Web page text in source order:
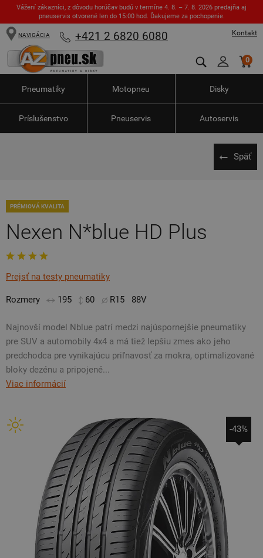
Vážení zákazníci, z dôvodu horúčav budú v termíne 4. 8. – 7. 8. 2026 predajňa aj
pneuservis otvorené len do 15:00 hod. Ďakujeme za pochopenie.
Kontakt
NAVIGÁCIA +421 2 6820 6080
0
Pneumatiky Motopneu Disky
Príslušenstvo Pneuservis Autoservis
Späť
PRÉMIOVÁ KVALITA
Nexen N*blue HD Plus
Prejsť na testy pneumatiky
Rozmery 195 60 R15 88V
Najnovší model Nblue patrí medzi najúspornejšie pneumatiky
pre SUV a automobily 4x4 a má tiež lepšiu zmes ako jeho
predchodca pre vynikajúcu priľnavosť za mokra, optimalizované
bloky dezénu a pripojené...
Viac informácií
-43%